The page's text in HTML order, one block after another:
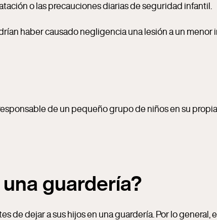
o las precauciones diarias de seguridad infantil.
haber causado negligencia una lesión a un menor
de un pequeño grupo de niños en su
guardería?
de dejar a sus hijos en una guardería. Por lo